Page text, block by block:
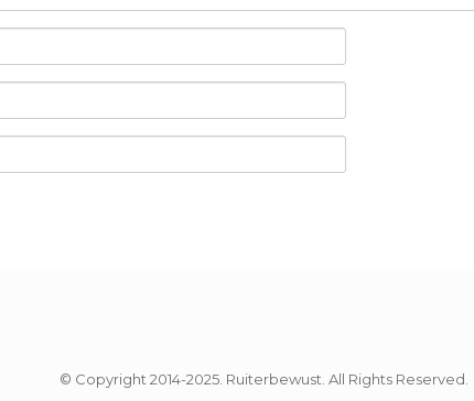
© Copyright 2014-2025. Ruiterbewust. All Rights Reserved.